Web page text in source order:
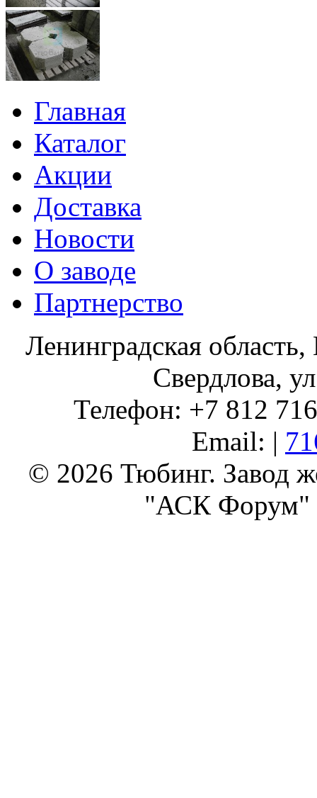
Главная
Каталог
Акции
Доставка
Новости
О заводе
Партнерство
Ленинградская
Свердлова,
Телефон: +7 812
Email: |
© 2026 Тюбинг. Завод
"АСК Форум"